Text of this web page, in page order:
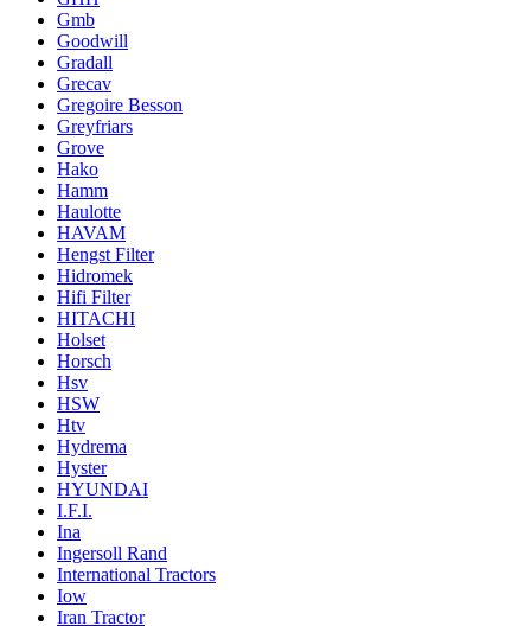
Gmb
Goodwill
Gradall
Grecav
Gregoire Besson
Greyfriars
Grove
Hako
Hamm
Haulotte
HAVAM
Hengst Filter
Hidromek
Hifi Filter
HITACHI
Holset
Horsch
Hsv
HSW
Htv
Hydrema
Hyster
HYUNDAI
I.F.I.
Ina
Ingersoll Rand
International Tractors
Iow
Iran Tractor